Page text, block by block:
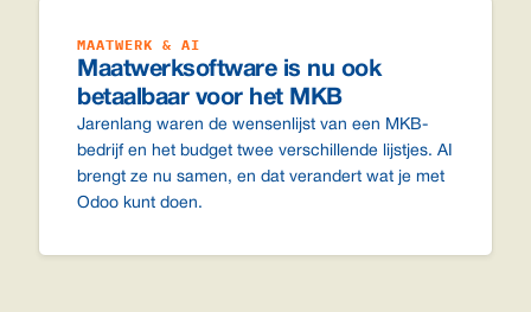
MAATWERK & AI
Maatwerksoftware is nu ook
betaalbaar voor het MKB
Jarenlang waren de wensenlijst van een MKB-
bedrijf en het budget twee verschillende lijstjes. AI
brengt ze nu samen, en dat verandert wat je met
Odoo kunt doen.